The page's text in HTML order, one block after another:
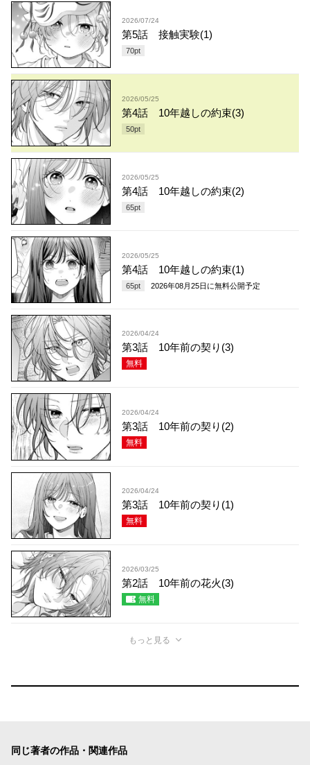
2026/07/24
第5話 接触実験(1)
70pt
2026/05/25
第4話 10年越しの約束(3)
50pt
2026/05/25
第4話 10年越しの約束(2)
65pt
2026/05/25
第4話 10年越しの約束(1)
65pt 2026年08月25日 に無料公開予定
2026/04/24
第3話 10年前の契り(3)
無料
2026/04/24
第3話 10年前の契り(2)
無料
2026/04/24
第3話 10年前の契り(1)
無料
2026/03/25
第2話 10年前の花火(3)
無料
もっと見る
同じ著者の作品・関連作品